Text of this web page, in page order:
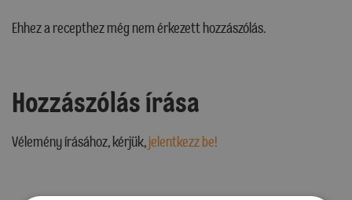
Ehhez a recepthez még nem érkezett hozzászólás.
Hozzászólás írása
Vélemény írásához, kérjük,jelentkezz be!